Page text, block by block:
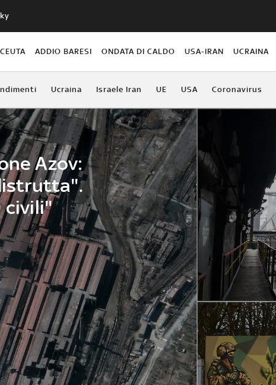
ADDIO BARESI ONDATA DI CALDO USA-IRAN UCRAINA
Ucraina Israele Iran UE USA Coronavirus
Azov:
civili"